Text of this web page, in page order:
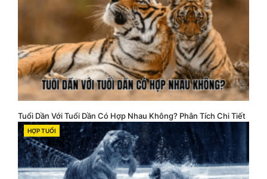
Tuổi Dần Với Tuổi Dần Có Hợp Nhau Không? Phân Tích Chi Tiết
CATEGORIES
HỢP TUỔI